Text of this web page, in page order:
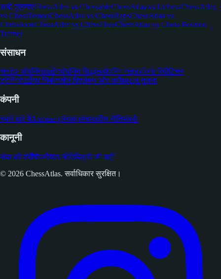
सभी तुलनाएंChessAtlas vs ChessableChessAtlas vs LichessChessAtlas
vs ChessTempoChessAtlas vs ChessRepsChessAtlas vs
ChessbookChessAtlas vs ChessFlareChessAtlas vs Chess Position
Trainer
संसाधन
शतरंज ओपनिंग्सब्लॉगओपनिंग सिद्धांतओपनिंग गाइडस्पेस्ड रिपीटिशन
ट्रेनिंगरेपर्टोयर निर्माणखेल विश्लेषण और समीक्षाटूल तुलना
कंपनी
हमारे बारे मेंAntoine (लेखक)संपादकीय नीतिसंपर्क
कानूनी
सेवा की शर्तेंगोपनीयता नीतिबिक्री की शर्तें
© 2026 ChessAtlas. सर्वाधिकार सुरक्षित।